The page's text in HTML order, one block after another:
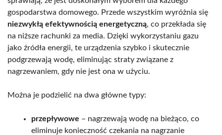
gospodarstwa domowego. Przede wszystkim wyróżnia się
niezwykłą efektywnością energetyczną, co przekłada się
na niższe rachunki za media. Dzięki wykorzystaniu gazu
jako źródła energii, te urządzenia szybko i skutecznie
podgrzewają wodę, eliminując straty związane z
nagrzewaniem, gdy nie jest ona w użyciu.
Można je podzielić na dwa główne typy:
przepływowe – nagrzewają wodę na bieżąco, co
eliminuje konieczność czekania na nagrzanie